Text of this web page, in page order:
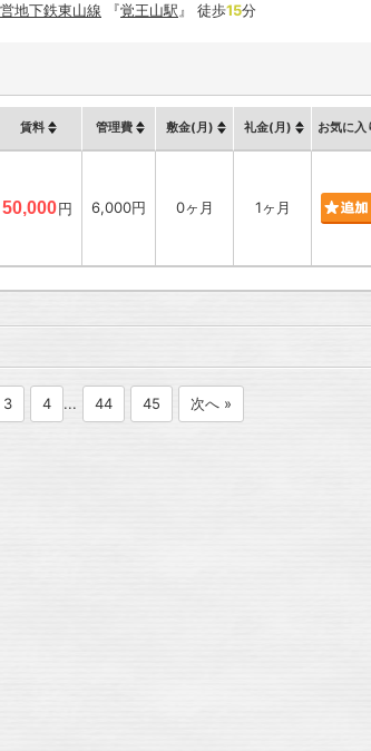
地下鉄東山線 『覚王山駅 』 徒歩15分
賃料 管理費 敷金(月) 礼金(月) お気に入
50,000円 6,000円 0ヶ月 1ヶ月
3 4 ... 44 45 次へ »